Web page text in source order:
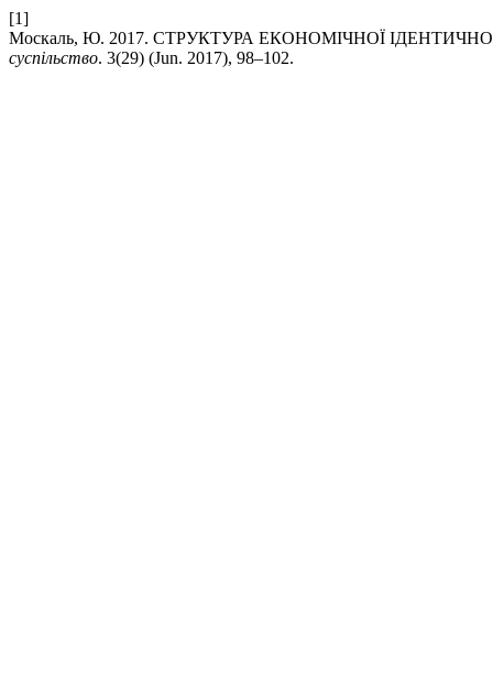
[1]
Москаль, Ю. 2017. СТРУКТУРА ЕКОНОМІЧНОЇ
суспільство. 3(29) (Jun. 2017), 98–102.